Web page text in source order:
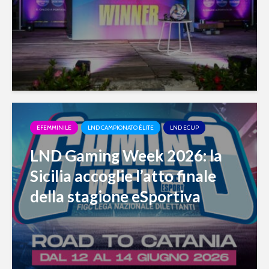
EFEMMINILE LND CAMPIONATO ÉLITE LND ECUP
LND Gaming Week 2026: la
Sicilia accoglie l’atto finale
della stagione eSportiva